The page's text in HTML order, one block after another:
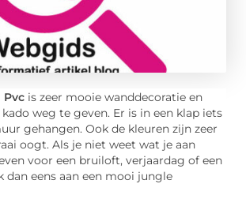
Pvc is zeer mooie wanddecoratie en
weg te geven. Er is in een klap iets
gehangen. Ook de kleuren zijn zeer
oogt. Als je niet weet wat je aan
voor een bruiloft, verjaardag of een
dan eens aan een mooi jungle